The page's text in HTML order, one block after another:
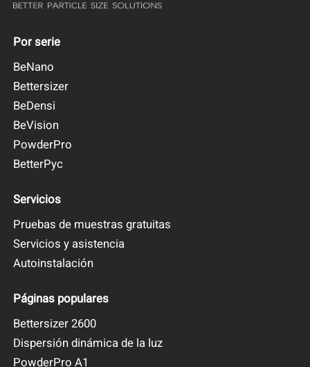
Por serie
BeNano
Bettersizer
BeDensi
BeVision
PowderPro
BetterPyc
Servicios
Pruebas de muestras gratuitas
Servicios y asistencia
Autoinstalación
Páginas populares
Bettersizer 2600
Dispersión dinámica de la luz
PowderPro A1